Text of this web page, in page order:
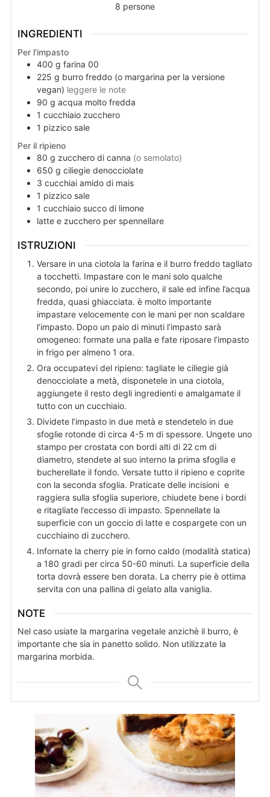
8 persone
INGREDIENTI
Per l'impasto
400 g farina 00
225 g burro freddo (o margarina per la versione
vegan) leggere le note
90 g acqua molto fredda
1 cucchiaio zucchero
1 pizzico sale
Per il ripieno
80 g zucchero di canna (o semolato)
650 g ciliegie denocciolate
3 cucchiai amido di mais
1 pizzico sale
1 cucchiaio succo di limone
latte e zucchero per spennellare
ISTRUZIONI
Versare in una ciotola la farina e il burro freddo tagliato
a tocchetti. Impastare con le mani solo qualche
secondo, poi unire lo zucchero, il sale ed infine l’acqua
fredda, quasi ghiacciata. è molto importante
impastare velocemente con le mani per non scaldare
l’impasto. Dopo un paio di minuti l’impasto sarà
omogeneo: formate una palla e fate riposare l’impasto
in frigo per almeno 1 ora.
Ora occupatevi del ripieno: tagliate le ciliegie già
denocciolate a metà, disponetele in una ciotola,
aggiungete il resto degli ingredienti e amalgamate il
tutto con un cucchiaio.
Dividete l’impasto in due metà e stendetelo in due
sfoglie rotonde di circa 4-5 m di spessore. Ungete uno
stampo per crostata con bordi alti di 22 cm di
diametro, stendete al suo interno la prima sfoglia e
bucherellate il fondo. Versate tutto il ripieno e coprite
con la seconda sfoglia. Praticate delle incisioni e
raggiera sulla sfoglia superiore, chiudete bene i bordi
e ritagliate l’eccesso di impasto. Spennellate la
superficie con un goccio di latte e cospargete con un
cucchiaino di zucchero.
Infornate la cherry pie in forno caldo (modalità statica)
a 180 gradi per circa 50-60 minuti. La superficie della
torta dovrà essere ben dorata. La cherry pie è ottima
servita con una pallina di gelato alla vaniglia.
NOTE
Nel caso usiate la margarina vegetale anzichè il burro, è
importante che sia in panetto solido. Non utilizzate la
margarina morbida.